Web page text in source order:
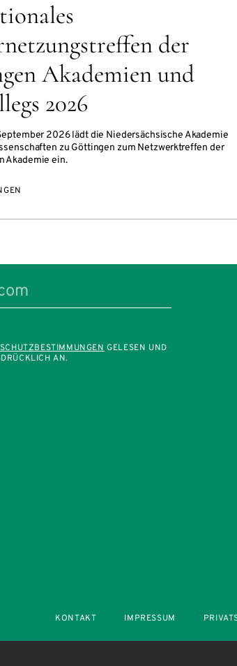
der
Akademien und
2026
2026 lädt die Niedersächsische Akademie
zu Göttingen zum Netzwerktreffen der
Akademie ein.
GELESEN UND
AN.
KONTAKT IMPRESSUM